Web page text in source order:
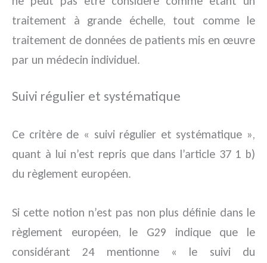
traitement à grande échelle, tout comme le
traitement de données de patients mis en œuvre
par un médecin individuel.
Suivi régulier et systématique
Ce critère de « suivi régulier et systématique »,
quant à lui n’est repris que dans l’article 37 1 b)
du règlement européen.
Si cette notion n’est pas non plus définie dans le
règlement européen, le G29 indique que le
considérant 24 mentionne « le suivi du